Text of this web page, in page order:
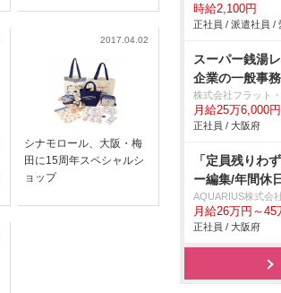
2017.04.02
シナモロール、大阪・梅
田に15周年スペシャルシ
ョップ
時給2,100円
正社員 / 派遣社員 /
スーパー銭湯
企業の一般事
株式会社フラット
月給25万6,000
正社員 / 大阪府
「定員残りわ
ー編集/年間休
AQUARIUS株式会
月給26万円～45
正社員 / 大阪府